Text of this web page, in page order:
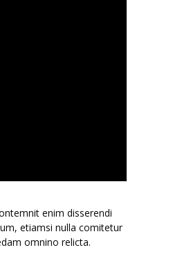
enim disserendi
etiamsi nulla comitetur
omnino relicta.